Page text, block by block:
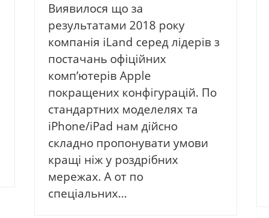
Виявилося що за
результатами 2018 року
компанія iLand серед лідерів з
постачань офіційних
комп’ютерів Apple
покращених конфігурацій. По
стандартних моделелях та
iPhone/iPad нам дійсно
складно пропонувати умови
кращі ніж у роздрібних
мережах. А от по
спеціальних...